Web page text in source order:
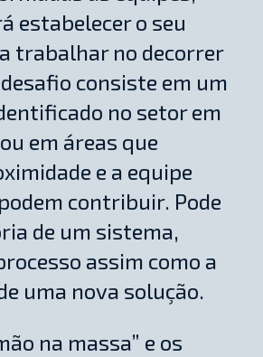
estabelecer o seu
trabalhar no decorrer
consiste em um
no setor em
em áreas que
e a equipe
contribuir. Pode
de um sistema,
assim como a
uma nova solução.
na massa” e os